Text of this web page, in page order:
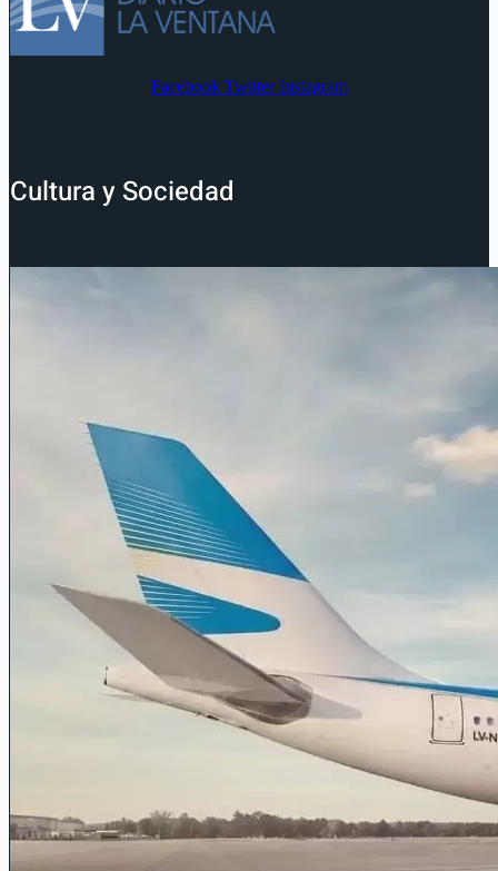
Facebook Twitter Instagram
Cultura y Sociedad